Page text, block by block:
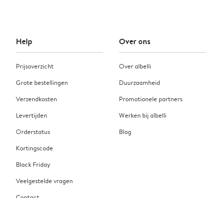
Help
Prijsoverzicht
Grote bestellingen
Verzendkosten
Levertijden
Orderstatus
Kortingscode
Black Friday
Veelgestelde vragen
Over ons
Over albelli
Duurzaamheid
Promotionele partners
Werken bij albelli
Blog